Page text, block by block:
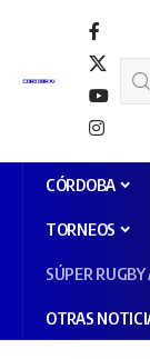
CÓRDOBA
TORNEOS
SÚPER
OTRAS